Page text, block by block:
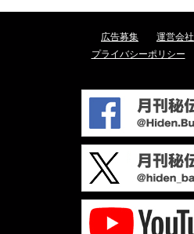
広告募集 運営会社
プライバシーポリシー